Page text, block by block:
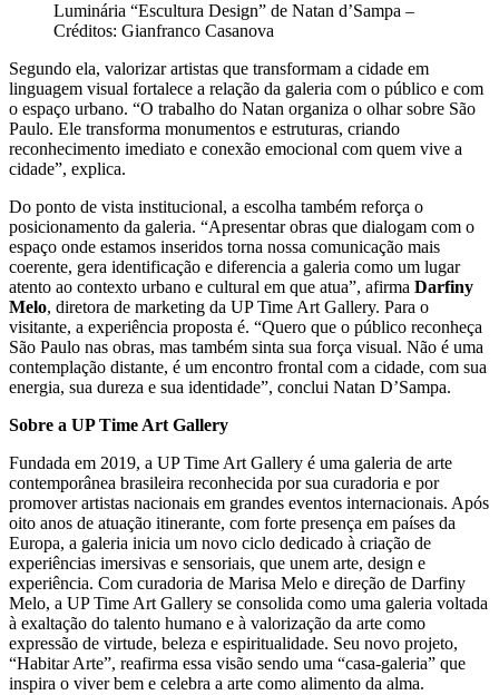
Luminária “Escultura Design” de Natan d’Sampa –
Créditos: Gianfranco Casanova
Segundo ela, valorizar artistas que transformam a cidade em
linguagem visual fortalece a relação da galeria com o público e com
o espaço urbano. “O trabalho do Natan organiza o olhar sobre São
Paulo. Ele transforma monumentos e estruturas, criando
reconhecimento imediato e conexão emocional com quem vive a
cidade”, explica.
Do ponto de vista institucional, a escolha também reforça o
posicionamento da galeria. “Apresentar obras que dialogam com o
espaço onde estamos inseridos torna nossa comunicação mais
coerente, gera identificação e diferencia a galeria como um lugar
atento ao contexto urbano e cultural em que atua”, afirma Darfiny
Melo, diretora de marketing da UP Time Art Gallery. Para o
visitante, a experiência proposta é. “Quero que o público reconheça
São Paulo nas obras, mas também sinta sua força visual. Não é uma
contemplação distante, é um encontro frontal com a cidade, com sua
energia, sua dureza e sua identidade”, conclui Natan D’Sampa.
Sobre a UP Time Art Gallery
Fundada em 2019, a UP Time Art Gallery é uma galeria de arte
contemporânea brasileira reconhecida por sua curadoria e por
promover artistas nacionais em grandes eventos internacionais. Após
oito anos de atuação itinerante, com forte presença em países da
Europa, a galeria inicia um novo ciclo dedicado à criação de
experiências imersivas e sensoriais, que unem arte, design e
experiência. Com curadoria de Marisa Melo e direção de Darfiny
Melo, a UP Time Art Gallery se consolida como uma galeria voltada
à exaltação do talento humano e à valorização da arte como
expressão de virtude, beleza e espiritualidade. Seu novo projeto,
“Habitar Arte”, reafirma essa visão sendo uma “casa-galeria” que
inspira o viver bem e celebra a arte como alimento da alma.